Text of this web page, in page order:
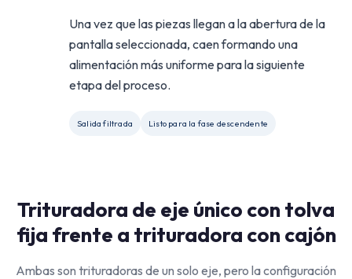
Una vez que las piezas llegan a la abertura de la
pantalla seleccionada, caen formando una
alimentación más uniforme para la siguiente
etapa del proceso.
Salida filtrada Listo para la fase descendente
Trituradora de eje único con tolva
fija frente a trituradora con cajón
Ambas son trituradoras de un solo eje, pero la configuración